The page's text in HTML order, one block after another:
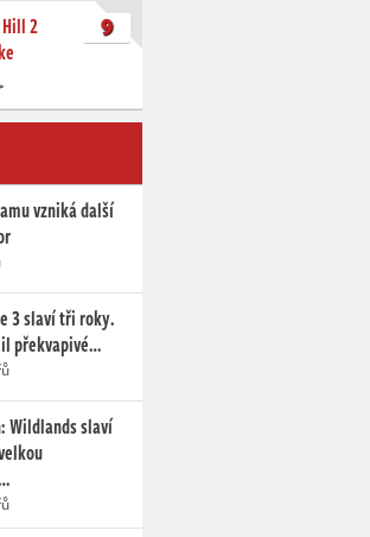
2
9
vzniká další
3 slaví tři roky.
překvapivé…
Wildlands slaví